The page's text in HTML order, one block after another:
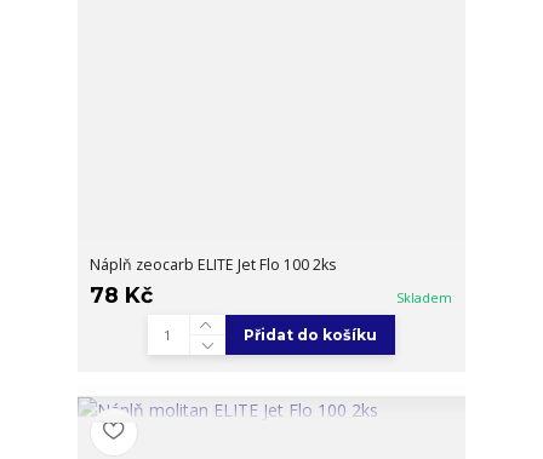
Náplň zeocarb ELITE Jet Flo 100 2ks
78 Kč Skladem
Přidat do košíku